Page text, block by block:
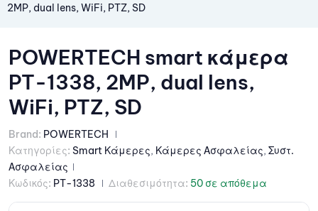
2MP, dual lens, WiFi, PTZ, SD
POWERTECH smart κάμερα
PT-1338, 2MP, dual lens,
WiFi, PTZ, SD
Brand: POWERTECH
Κατηγορίες: Smart Κάμερες, Κάμερες Ασφαλείας, Συστ.
Ασφαλείας
Κωδικός: PT-1338 Διαθεσιμότητα: 50 σε απόθεμα